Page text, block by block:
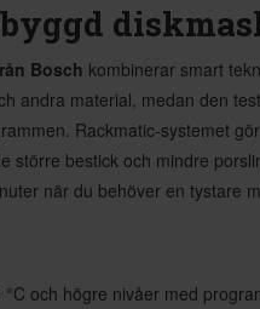
Bosch kombinerar smart
andra material, medan den
Rackmatic-systemet
större bestick och mindre
när du behöver en
och högre nivåer med